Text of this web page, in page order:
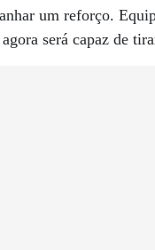
um reforço.
será capaz de